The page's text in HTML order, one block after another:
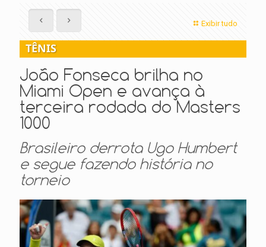
Exibir tudo
TÊNIS
João Fonseca brilha no
Miami Open e avança à
terceira rodada do Masters
1000
Brasileiro derrota Ugo Humbert
e segue fazendo história no
torneio